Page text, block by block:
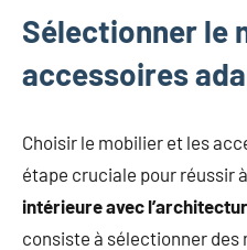
Sélectionner le
accessoires
Choisir le mobilier et les
étape cruciale pour réussir à
intérieure avec
consiste à sélectionner des